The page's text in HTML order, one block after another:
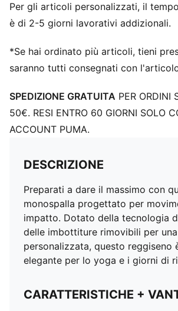
Per gli articoli personalizzati, il
è di 2-5 giorni lavorativi addizionali.
*Se hai ordinato più articoli, tieni
saranno tutti consegnati con
SPEDIZIONE GRATUITA PER ORDINI
50€. RESI ENTRO 60 GIORNI SOLO
ACCOUNT PUMA.
DESCRIZIONE
Preparati a dare il massimo con
monospalla progettato per
impatto. Dotato della tecnologia
delle imbottiture rimovibili per
personalizzata, questo reggiseno
elegante per lo yoga e i giorni di
CARATTERISTICHE +